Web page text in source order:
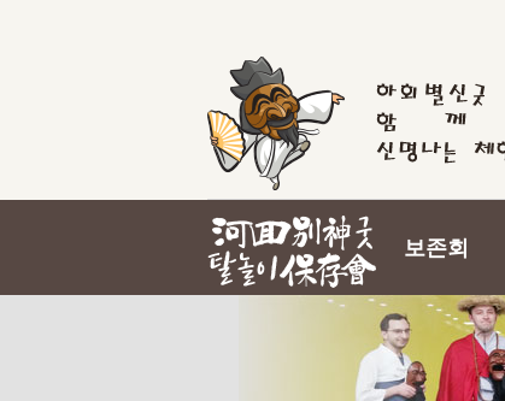
보존회